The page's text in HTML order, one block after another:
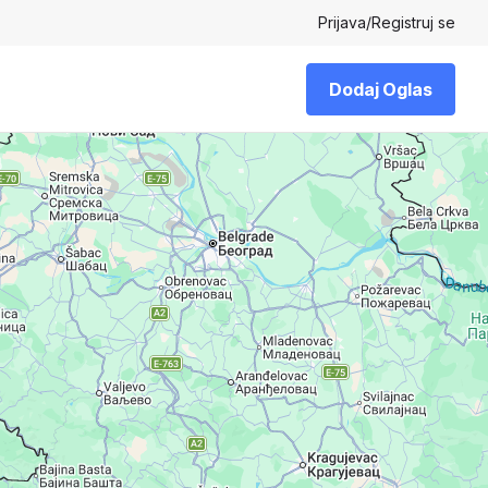
Prijava/Registruj se
Dodaj Oglas